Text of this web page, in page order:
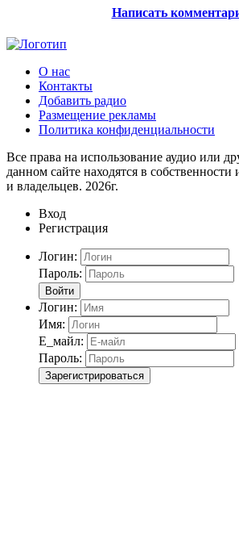
Написать
О нас
Контакты
Добавить радио
Размещение рекламы
Политика конфиденциальности
Все права на использование аудио или
данном сайте находятся в собственности
и владельцев. 2026г.
Вход
Регистрация
Логин:
Пароль:
Войти
Логин:
Имя:
Е_майл:
Пароль:
Зарегистрироваться